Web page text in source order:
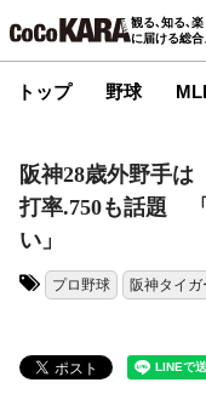
観る､知る､
に届ける総
トップ 野球
阪神28歳外野手
打率.750も話題
い」
プロ野球 阪神タイガ